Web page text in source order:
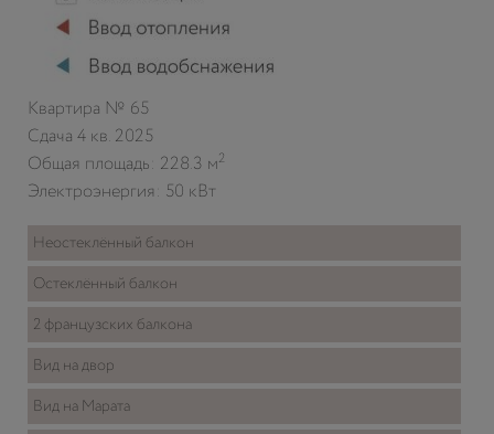
Квартира № 65
Сдача 4 кв. 2025
Общая площадь: 228.3 м2
Электроэнергия: 50 кВт
Неостеклённый балкон
Остеклённый балкон
2 французских балкона
Вид на двор
Вид на Марата